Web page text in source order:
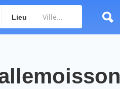
Lieu